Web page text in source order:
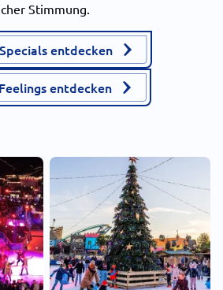
Stimmung.
entdecken
entdecken